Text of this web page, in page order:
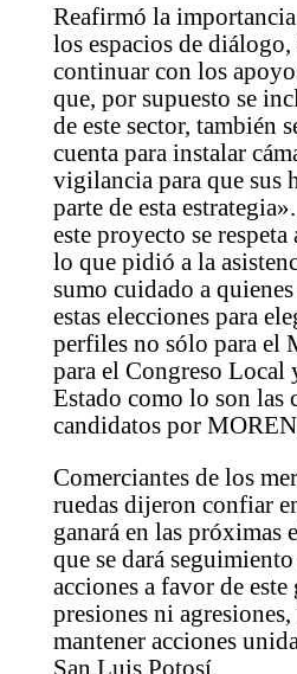
Reafirmó la
los espacios de diálogo,
continuar con los
que, por supuesto se
de este sector, también
cuenta para instalar
vigilancia para que sus
parte de esta
este proyecto se
lo que pidió a la
sumo cuidado a
estas elecciones para
perfiles no sólo para el
para el Congreso Local
Estado como lo son las
candidatos por
Comerciantes de los
ruedas dijeron confiar
ganará en las próximas
que se dará
acciones a favor de
presiones ni
mantener acciones
San Luis Potosí.